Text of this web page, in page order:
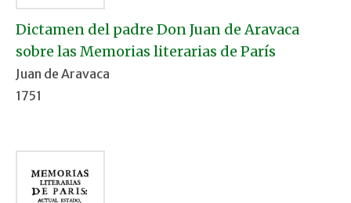
Dictamen del padre Don Juan de Aravaca
sobre las Memorias literarias de París
Juan de Aravaca
1751